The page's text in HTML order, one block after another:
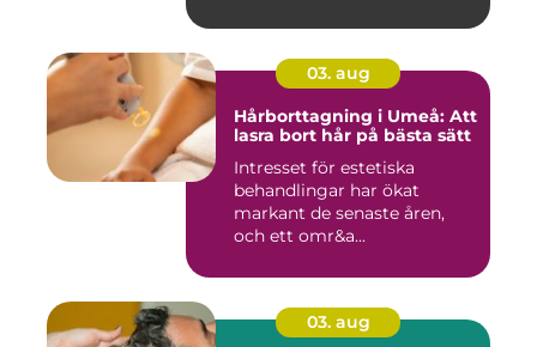
03. aug
Hårborttagning i Umeå: Att
lasra bort hår på bästa sätt
Intresset för estetiska
behandlingar har ökat
markant de senaste åren,
och ett omr&a...
03. aug